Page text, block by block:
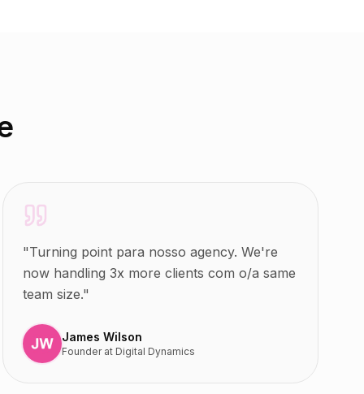
"Turning point para nosso agency. We're
now handling 3x more clients com o/a same
team size."
James Wilson
Founderat Digital Dynamics